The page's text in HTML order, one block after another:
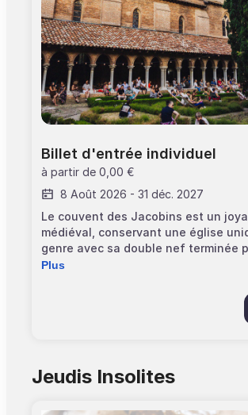
Billet d'entrée individuel
à partir de 0,00 €
8 Août 2026 - 31 déc. 2027
Le couvent des Jacobins est un
médiéval, conservant une église
genre avec sa double nef terminée
"palmier". A découvrir également, un
des frères, salle capitulaire.
10 participants, réservation
Contactez-nous. >Entrée par
accompagnés, sur réservation.
Plus
Jeudis Insolites